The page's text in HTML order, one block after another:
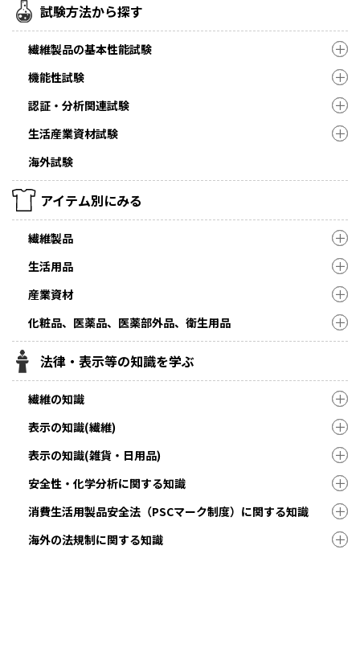
試験方法から探す
繊維製品の基本性能試験
機能性試験
認証・分析関連試験
生活産業資材試験
海外試験
アイテム別にみる
繊維製品
生活用品
産業資材
化粧品、医薬品、医薬部外品、衛生用品
法律・表示等の知識を学ぶ
繊維の知識
表示の知識(繊維)
表示の知識(雑貨・日用品)
安全性・化学分析に関する知識
消費生活用製品安全法（PSCマーク制度）に関する知識
海外の法規制に関する知識